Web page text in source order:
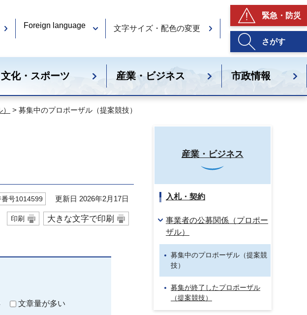
Foreign language 文字サイズ・配色の変更
緊急・防災
さがす
化・スポーツ 産業・ビジネス 市政情報
> 募集中のプロポーザル（提案競技）
番号1014599 更新日 2026年2月17日
印刷 大きな文字で印刷
文章量が多い
産業・ビジネス
入札・契約
事業者の公募関係（プロポー
ザル）
募集中のプロポーザル（提案競
技）
募集が終了したプロポーザル
（提案競技）